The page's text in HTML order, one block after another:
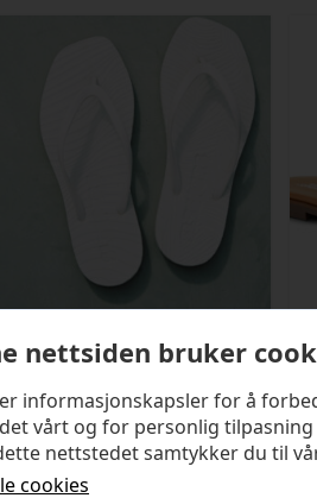
SLEEPERS
Tapered White
kr499,00
nettsiden bruker
informasjonskapsler for å
vårt og for personlig tilpasning
nettstedet samtykker du til
cookies